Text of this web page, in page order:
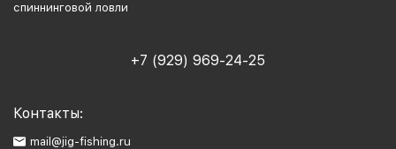
спиннинговой ловли
+7 (929) 969-24-25
Контакты:
mail@jig-fishing.ru